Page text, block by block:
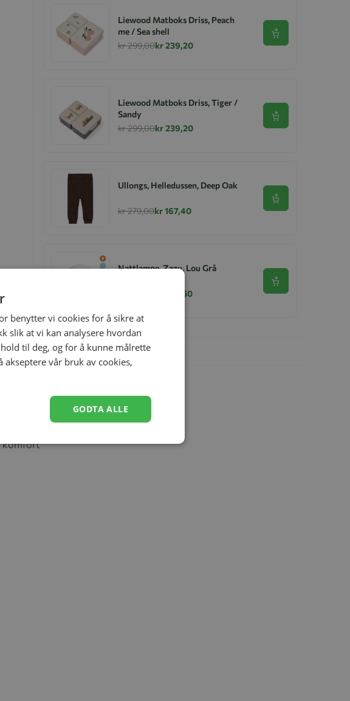
Liewood Matboks Driss, Peach
me / Sea shell
kr 299,00kr 239,20
Se produkt
Liewood Matboks Driss, Tiger /
Sandy
kr 299,00kr 239,20
Se produkt
Ullongs, Helledussen, Deep Oak
kr 279,00kr 167,40
Se produkt
Nattlampe, Zazu, Lou Grå
kr 274,50
Se produkt
#SUN
og
fra
komfort
benytter vi cookies for å sikre at
slik at vi kan analysere hvordan
til deg, og for å kunne målrette
akseptere vår bruk av cookies,
GODTA ALLE